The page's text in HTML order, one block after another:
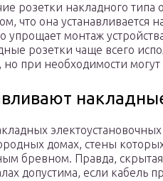
розетки накладного типа
что она устанавливается
упрощает монтаж
розетки чаще всего
но при необходимости
электоустановочных
домах, стены
бревном. Правда,
допустима, если кабель